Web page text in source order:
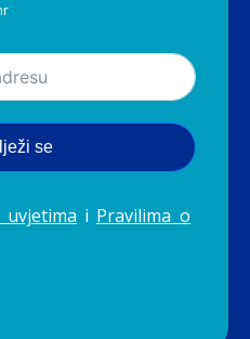
se
uvjetima i Pravilima o